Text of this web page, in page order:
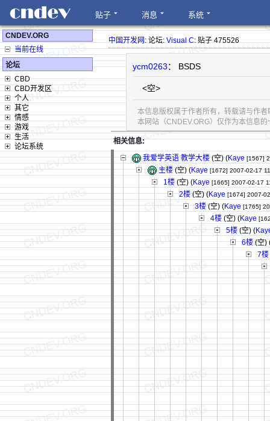
贴子 消息 系统
CNDEV.ORG
当前在线
论坛
CBD
CBD开发区
个人
其它
情感
游戏
生活
论坛系统
中国开发网: 论坛:Visual C: 贴子 475526
ycm0263： BSDS
<空>
本信息版权属于作者所有，转载请与作
本网站（CNDEV.ORG）仅作为本信息
相关信息:
我爱学英语 教学大楼(空) (Kaye [1567]
主楼(空) (Kaye [1672] 2007-02-17
1楼 (空) (Kaye [1665] 2007-02-17
2楼(空) (Kaye [1674] 2007-
3楼(空) (Kaye [1765]
4楼 (空) (Kaye
5楼(空) (
6楼(空)
7楼